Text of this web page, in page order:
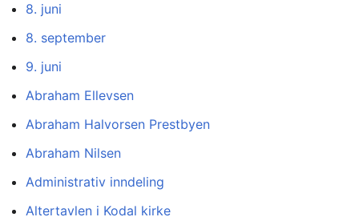
8. juni
8. september
9. juni
Abraham Ellevsen
Abraham Halvorsen Prestbyen
Abraham Nilsen
Administrativ inndeling
Altertavlen i Kodal kirke